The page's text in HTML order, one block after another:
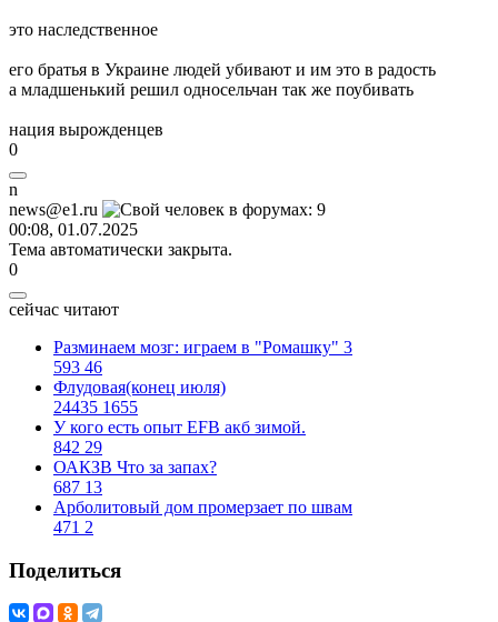
это наследственное
его братья в Украине людей убивают и им это в радость
а младшенький решил односельчан так же поубивать
нация вырожденцев
0
n
news@e1.ru
00:08, 01.07.2025
Тема автоматически закрыта.
0
сейчас читают
Разминаем мозг: играем в "Ромашку" 3
593 46
Флудовая(конец июля)
24435 1655
У кого есть опыт EFB акб зимой.
842 29
ОАКЗВ Что за запах?
687 13
Арболитовый дом промерзает по швам
471 2
Поделиться